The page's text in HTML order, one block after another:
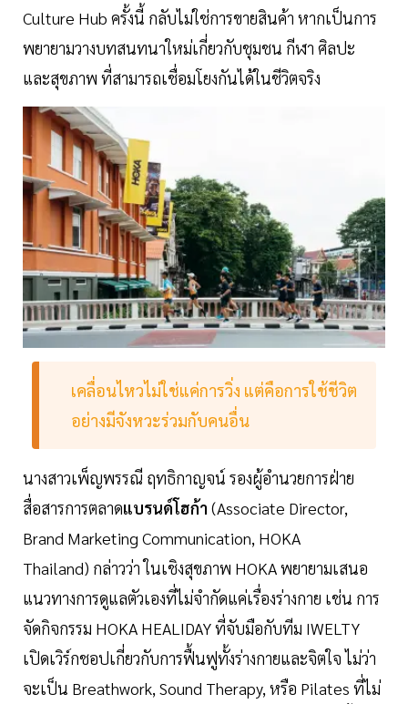
Culture Hub ครั้งนี้ กลับไม่ใช่การขายสินค้า หากเป็นการ
พยายามวางบทสนทนาใหม่เกี่ยวกับชุมชน กีฬา ศิลปะ
และสุขภาพ ที่สามารถเชื่อมโยงกันได้ในชีวิตจริง
เคลื่อนไหวไม่ใช่แค่การวิ่ง แต่คือการใช้ชีวิต
อย่างมีจังหวะร่วมกับคนอื่น
นางสาวเพ็ญพรรณี ฤทธิกาญจน์ รองผู้อำนวยการฝ่าย
สื่อสารการตลาดแบรนด์โฮก้า (Associate Director,
Brand Marketing Communication, HOKA
Thailand) กล่าวว่า ในเชิงสุขภาพ HOKA พยายามเสนอ
แนวทางการดูแลตัวเองที่ไม่จำกัดแค่เรื่องร่างกาย เช่น การ
จัดกิจกรรม HOKA HEALIDAY ที่จับมือกับทีม IWELTY
เปิดเวิร์กชอปเกี่ยวกับการฟื้นฟูทั้งร่างกายและจิตใจ ไม่ว่า
จะเป็น Breathwork, Sound Therapy, หรือ Pilates ที่ไม่